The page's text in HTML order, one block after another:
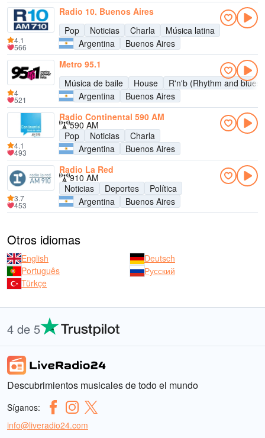
Radio 10, Buenos Aires
Pop
Noticias Charla
Música latina
Argentina
Buenos Aires
4.1
566
Metro 95.1
Música de baile
House
R'n'b (Rhythm and blues)
Argentina
Buenos Aires
4
521
Radio Continental 590 AM
590 AM
Pop
Noticias
Charla
Argentina
Buenos Aires
4.1
493
Radio La Red
910 AM
Noticias
Deportes
Política
Argentina
Buenos Aires
3.7
453
Otros idiomas
English
Deutsch
Português
Русский
Türkçe
4 de 5
Descubrimientos musicales de todo el mundo
Síganos:
info@liveradio24.com